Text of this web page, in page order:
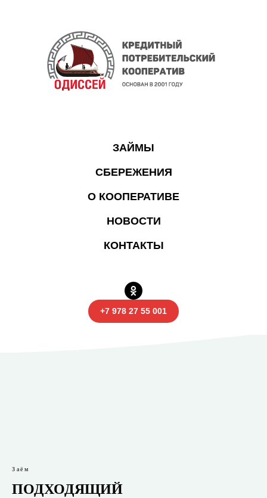
ЗАЙМЫ
СБЕРЕЖЕНИЯ
О КООПЕРАТИВЕ
НОВОСТИ
КОНТАКТЫ
+7 978 27 55 001
Заём
ПОДХОДЯЩИЙ